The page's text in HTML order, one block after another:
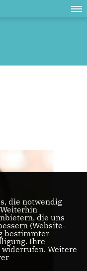
die notwendig
die uns
(Website-
bestimmter
Ihre
Weitere